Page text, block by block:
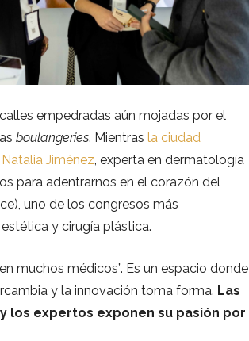
empedradas aún mojadas por el
boulangeries. Mientras la ciudad
Natalia Jiménez, experta en dermatología
para adentrarnos en el corazón del
uno de los congresos más
y cirugía plástica.
muchos médicos”. Es un espacio donde
y la innovación toma forma. Las
los expertos exponen su pasión por